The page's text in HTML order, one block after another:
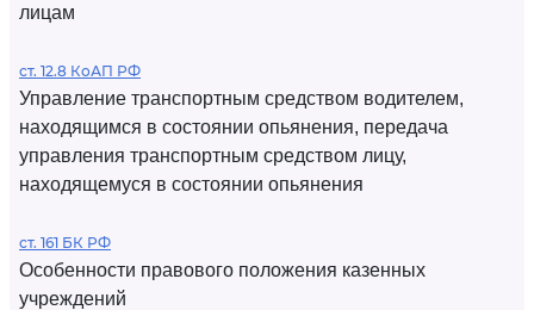
лицам
ст. 12.8 КоАП РФ
Управление транспортным средством водителем,
находящимся в состоянии опьянения, передача
управления транспортным средством лицу,
находящемуся в состоянии опьянения
ст. 161 БК РФ
Особенности правового положения казенных
учреждений